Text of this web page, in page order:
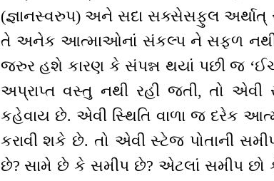
(જ્ઞાનસ્વરુપ) અને સદા સક્સેસફુલ અર્થાત્
તે અનેક આત્માઓનાં સંકલ્પ ને સફળ
જરુર હશે કારણ કે સંપન્ન થયાં પછી જ
અપ્રાપ્ત વસ્તુ નથી રહી જતી, તો એવી
કહેવાય છે. એવી સ્થિતિ વાળા જ દરેક
કરાવી શકે છે. તો એવી સ્ટેજ પોતાની
છે? સામે છે કે સમીપ છે? એટલાં સમીપ છો